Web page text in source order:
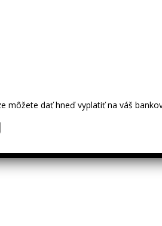
môžete dať hneď vyplatiť na váš